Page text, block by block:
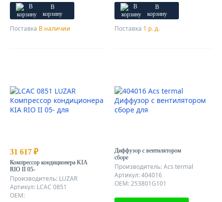
В
корзину
Поставка В наличии
В
корзину
Поставка 1 р. д.
31 617 ₽
Компрессор кондиционера KIA
RIO II 05-
Производитель: LUZAR
Артикул: LCAC 0851
OEM:
Диффузор c вентилятором
сборе
Производитель: Acs termal
Артикул: 404016
OEM: 253801G101